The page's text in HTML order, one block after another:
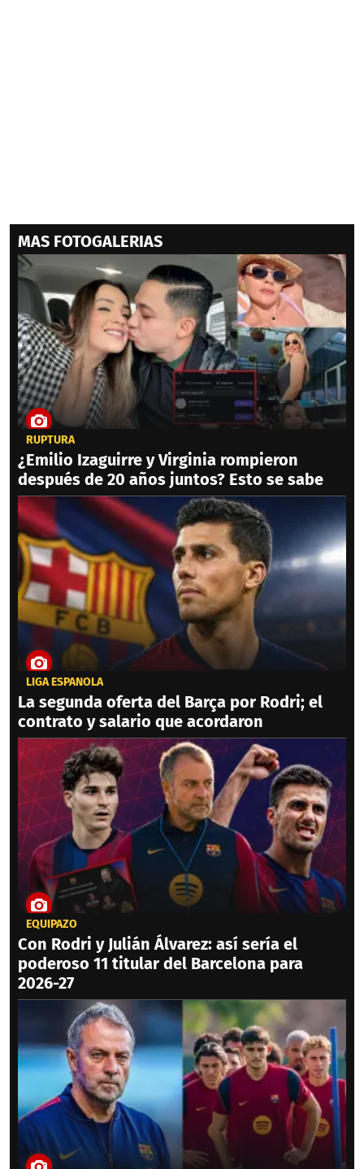
MAS FOTOGALERIAS
RUPTURA
¿Emilio Izaguirre y Virginia rompieron
después de 20 años juntos? Esto se sabe
LIGA ESPAÑOLA
La segunda oferta del Barça por Rodri; el
contrato y salario que acordaron
EQUIPAZO
Con Rodri y Julián Álvarez: así sería el
poderoso 11 titular del Barcelona para
2026-27